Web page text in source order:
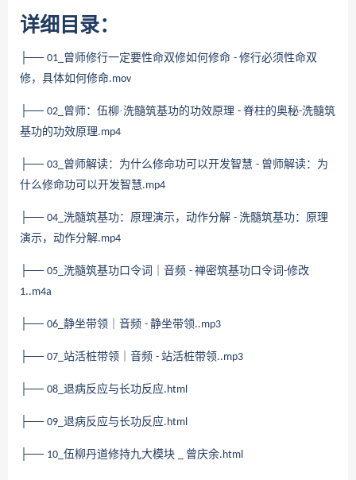
详细目录：
├── 01_ 曾师修行一定要性命双修如何修命 - 修行必须性命双
修，具体如何修命.mov
├── 02_ 曾师：伍柳·洗髓筑基功的功效原理 - 脊柱的奥秘-洗髓筑
基功的功效原理.mp4
├── 03_ 曾师解读：为什么修命功可以开发智慧 - 曾师解读：为
什么修命功可以开发智慧.mp4
├── 04_ 洗髓筑基功：原理演示，动作分解 - 洗髓筑基功：原理
演示，动作分解.mp4
├── 05_ 洗髓筑基功口令词｜音频 - 禅密筑基功口令词 -修改
1..m4a
├── 06_ 静坐带领｜音频 - 静坐带领..mp3
├── 07_ 站活桩带领｜音频 - 站活桩带领..mp3
├── 08_ 退病反应与长功反应.html
├── 09_ 退病反应与长功反应.html
├── 10_ 伍柳丹道修持九大模块 曾庆余.html